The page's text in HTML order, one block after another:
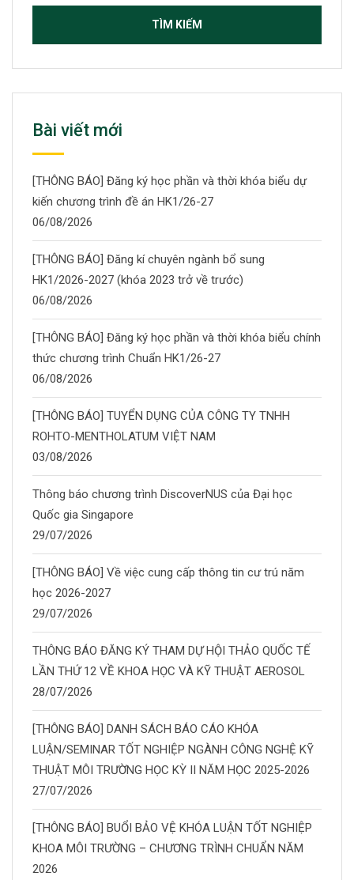
Bài viết mới
[THÔNG BÁO] Đăng ký học phần và thời khóa biểu dự
kiến chương trình đề án HK1/26-27
06/08/2026
[THÔNG BÁO] Đăng kí chuyên ngành bổ sung
HK1/2026-2027 (khóa 2023 trở về trước)
06/08/2026
[THÔNG BÁO] Đăng ký học phần và thời khóa biểu chính
thức chương trình Chuẩn HK1/26-27
06/08/2026
[THÔNG BÁO] TUYỂN DỤNG CỦA CÔNG TY TNHH
ROHTO-MENTHOLATUM VIỆT NAM
03/08/2026
Thông báo chương trình DiscoverNUS của Đại học
Quốc gia Singapore
29/07/2026
[THÔNG BÁO] Về việc cung cấp thông tin cư trú năm
học 2026-2027
29/07/2026
THÔNG BÁO ĐĂNG KÝ THAM DỰ HỘI THẢO QUỐC TẾ
LẦN THỨ 12 VỀ KHOA HỌC VÀ KỸ THUẬT AEROSOL
28/07/2026
[THÔNG BÁO] DANH SÁCH BÁO CÁO KHÓA
LUẬN/SEMINAR TỐT NGHIỆP NGÀNH CÔNG NGHỆ KỸ
THUẬT MÔI TRƯỜNG HỌC KỲ II NĂM HỌC 2025-2026
27/07/2026
[THÔNG BÁO] BUỔI BẢO VỆ KHÓA LUẬN TỐT NGHIỆP
KHOA MÔI TRƯỜNG – CHƯƠNG TRÌNH CHUẨN NĂM
2026